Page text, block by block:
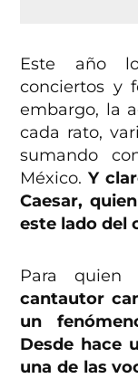
Este año
conciertos y
embargo, la
cada rato,
sumando
México.Y
Caesar,
este lado del
Para
cantautor
un
Desde hace
una de las